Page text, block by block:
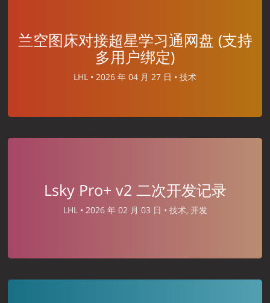
兰空图床对接超星学习通网盘 (支持
多用户绑定)
LHL • 2026 年 04 月 27 日 • 技术
Lsky Pro+ v2 二次开发记录
LHL • 2026 年 02 月 03 日 • 技术, 开发